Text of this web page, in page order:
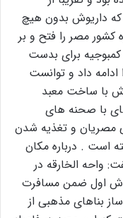
داریوش بدون هیچ
سال ۵۱۸ پ.م دوباره کشور مصر را فتح و بر
برای بدست
داد و توانست
با ساخت معبد
با صحنه های
مصریان و تغذیه شدن
است . درباره مکان
واحه الخارقه در
اول ضمن مسافرت
بناهای مذهبی از